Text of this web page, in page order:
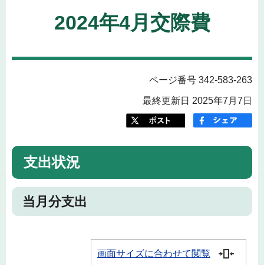
2024年4月交際費
ページ番号 342-583-263
最終更新日 2025年7月7日
支出状況
当月分支出
画面サイズに合わせて閲覧